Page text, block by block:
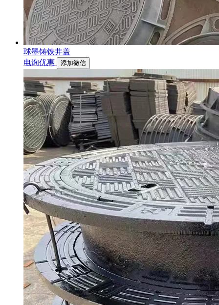
球墨铸铁井盖
电询优惠
添加微信